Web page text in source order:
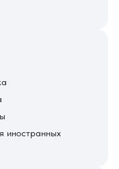
иностранных